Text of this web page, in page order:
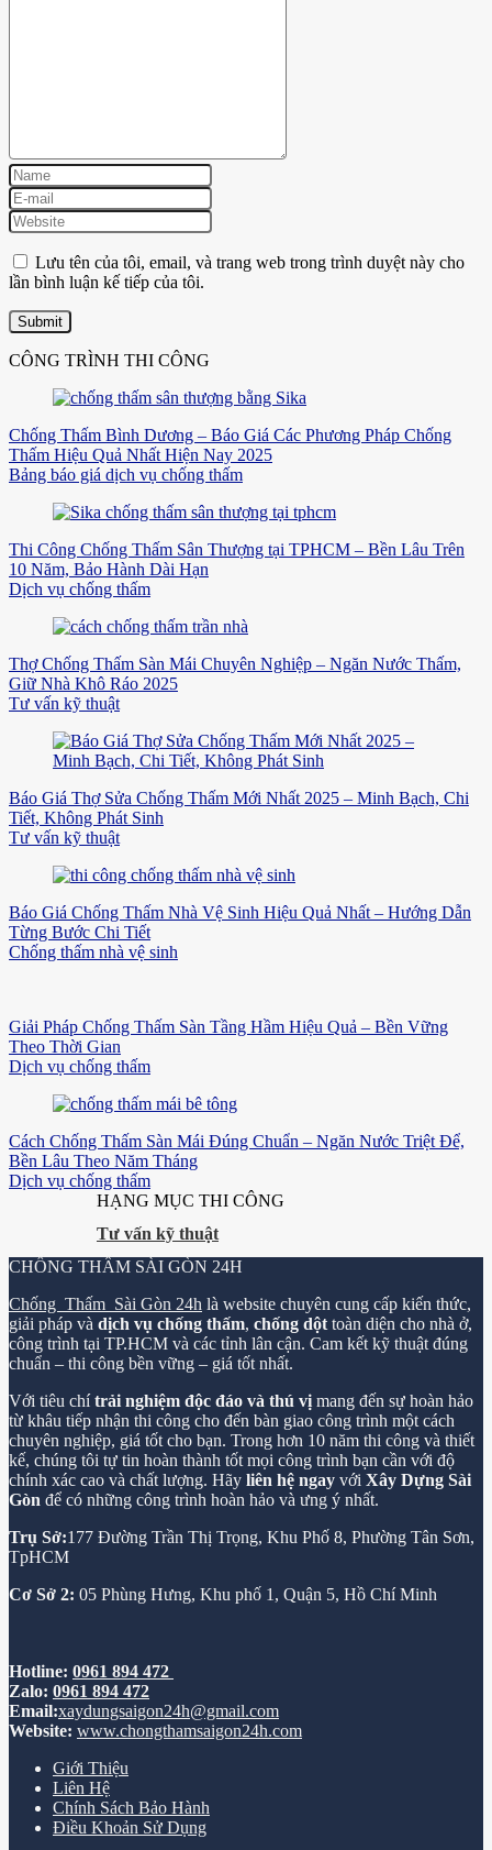
Lưu tên của tôi, email, và trang web trong trình duyệt này cho
lần bình luận kế tiếp của tôi.
CÔNG TRÌNH THI CÔNG
Chống Thấm Bình Dương – Báo Giá Các Phương Pháp Chống
Thấm Hiệu Quả Nhất Hiện Nay 2025
Bảng báo giá dịch vụ chống thấm
Thi Công Chống Thấm Sân Thượng tại TPHCM – Bền Lâu Trên
10 Năm, Bảo Hành Dài Hạn
Dịch vụ chống thấm
Thợ Chống Thấm Sàn Mái Chuyên Nghiệp – Ngăn Nước Thấm,
Giữ Nhà Khô Ráo 2025
Tư vấn kỹ thuật
Báo Giá Thợ Sửa Chống Thấm Mới Nhất 2025 – Minh Bạch, Chi
Tiết, Không Phát Sinh
Tư vấn kỹ thuật
Báo Giá Chống Thấm Nhà Vệ Sinh Hiệu Quả Nhất – Hướng Dẫn
Từng Bước Chi Tiết
Chống thấm nhà vệ sinh
Giải Pháp Chống Thấm Sàn Tầng Hầm Hiệu Quả – Bền Vững
Theo Thời Gian
Dịch vụ chống thấm
Cách Chống Thấm Sàn Mái Đúng Chuẩn – Ngăn Nước Triệt Để,
Bền Lâu Theo Năm Tháng
Dịch vụ chống thấm
HẠNG MỤC THI CÔNG
Tư vấn kỹ thuật
CHỐNG THẤM SÀI GÒN 24H
Chống Thấm Sài Gòn 24h là website chuyên cung cấp kiến thức,
giải pháp và dịch vụ chống thấm, chống dột toàn diện cho nhà ở,
công trình tại TP.HCM và các tỉnh lân cận. Cam kết kỹ thuật đúng
chuẩn – thi công bền vững – giá tốt nhất.
Với tiêu chítrải nghiệm độc đáo và thú vị mang đến sự hoàn hảo
từ khâu tiếp nhận thi công cho đến bàn giao công trình một cách
chuyên nghiệp, giá tốt cho bạn. Trong hơn 10 năm thi công và thiết
kế, chúng tôi tự tin hoàn thành tốt mọi công trình bạn cần với độ
chính xác cao và chất lượng. Hãy liên hệ ngay với Xây Dựng Sài
Gòn để có những công trình hoàn hảo và ưng ý nhất.
Trụ Sở:177 Đường Trần Thị Trọng, Khu Phố 8, Phường Tân Sơn,
TpHCM
Cơ Sở 2: 05 Phùng Hưng, Khu phố 1, Quận 5, Hồ Chí Minh
Hotline: 0961 894 472
Zalo: 0961 894 472
Email:xaydungsaigon24h@gmail.com
Website: www.chongthamsaigon24h.com
Giới Thiệu
Liên Hệ
Chính Sách Bảo Hành
Điều Khoản Sử Dụng